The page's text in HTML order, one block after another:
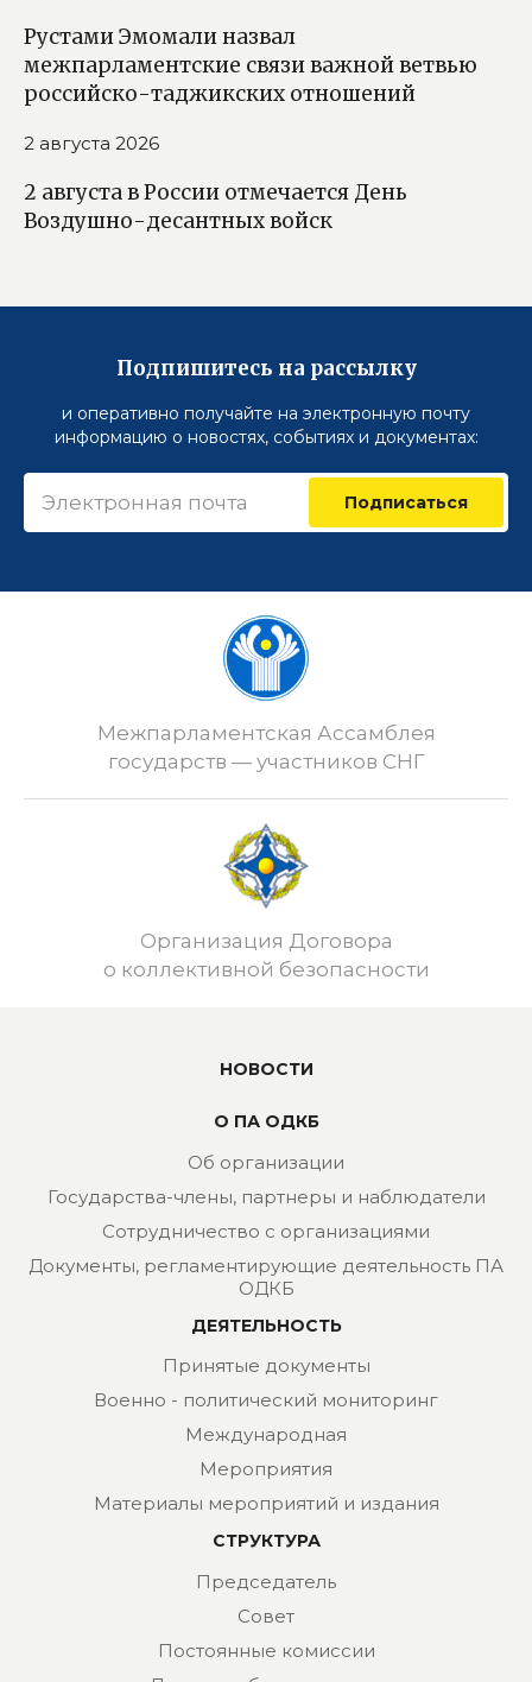
Рустами Эмомали назвал
межпарламентские связи важной ветвью
российско-таджикских отношений
2 августа 2026
2 августа в России отмечается День
Воздушно-десантных войск
Подпишитесь на рассылку
и оперативно получайте на электронную почту
информацию о новостях, событиях и документах:
Подписаться
Межпарламентская Ассамблея
государств — участников СНГ
Организация Договора
о коллективной безопасности
НОВОСТИ
О ПА ОДКБ
Об организации
Государства-члены, партнеры и наблюдатели
Сотрудничество с организациями
Документы, регламентирующие деятельность ПА
ОДКБ
ДЕЯТЕЛЬНОСТЬ
Принятые документы
Военно - политический мониторинг
Международная
Мероприятия
Материалы мероприятий и издания
СТРУКТУРА
Председатель
Совет
Постоянные комиссии